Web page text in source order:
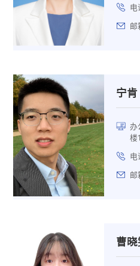
电
邮
宁肯
办
楼
邮
曹晓